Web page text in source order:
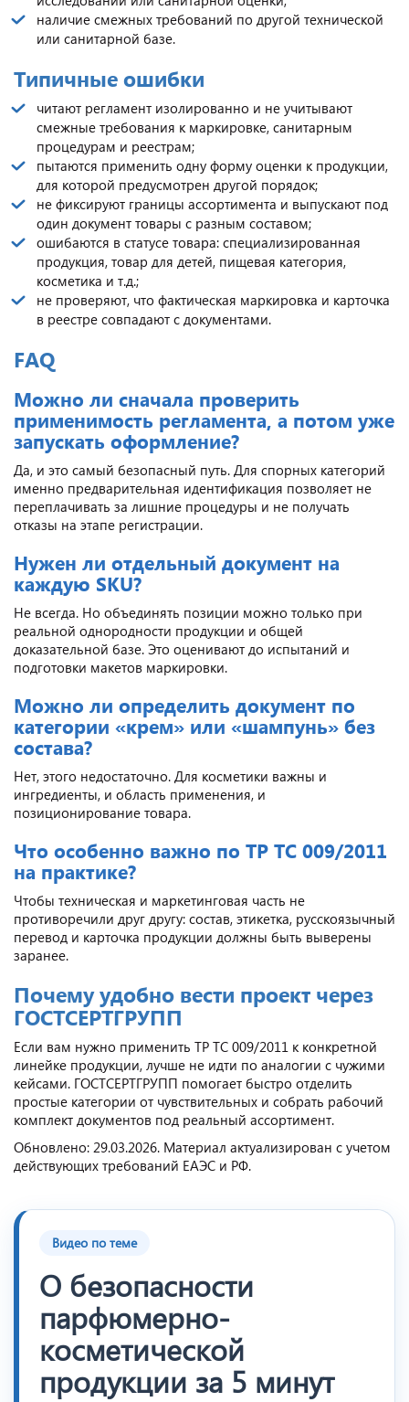
наличие смежных требований по другой технической
или санитарной базе.
Типичные ошибки
читают регламент изолированно и не учитывают
смежные требования к маркировке, санитарным
процедурам и реестрам;
пытаются применить одну форму оценки к продукции,
для которой предусмотрен другой порядок;
не фиксируют границы ассортимента и выпускают под
один документ товары с разным составом;
ошибаются в статусе товара: специализированная
продукция, товар для детей, пищевая категория,
косметика и т.д.;
не проверяют, что фактическая маркировка и карточка
в реестре совпадают с документами.
FAQ
Можно ли сначала проверить
применимость регламента, а потом уже
запускать оформление?
Да, и это самый безопасный путь. Для спорных категорий
именно предварительная идентификация позволяет не
переплачивать за лишние процедуры и не получать
отказы на этапе регистрации.
Нужен ли отдельный документ на
каждую SKU?
Не всегда. Но объединять позиции можно только при
реальной однородности продукции и общей
доказательной базе. Это оценивают до испытаний и
подготовки макетов маркировки.
Можно ли определить документ по
категории «крем» или «шампунь» без
состава?
Нет, этого недостаточно. Для косметики важны и
ингредиенты, и область применения, и
позиционирование товара.
Что особенно важно по ТР ТС 009/2011
на практике?
Чтобы техническая и маркетинговая часть не
противоречили друг другу: состав, этикетка, русскоязычный
перевод и карточка продукции должны быть выверены
заранее.
Почему удобно вести проект через
ГОСТСЕРТГРУПП
Если вам нужно применить ТР ТС 009/2011 к конкретной
линейке продукции, лучше не идти по аналогии с чужими
кейсами. ГОСТСЕРТГРУПП помогает быстро отделить
простые категории от чувствительных и собрать рабочий
комплект документов под реальный ассортимент.
Обновлено: 29.03.2026. Материал актуализирован с учетом
действующих требований ЕАЭС и РФ.
Видео по теме
О безопасности
парфюмерно-
косметической
продукции за 5 минут